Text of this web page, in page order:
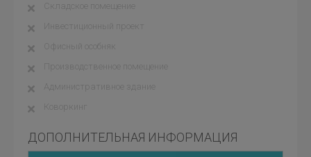
Складское помещение
Инвестиционный проект
Офисный особняк
Производственное помещение
Административное здание
Коворкинг
ДОПОЛНИТЕЛЬНАЯ ИНФОРМАЦИЯ